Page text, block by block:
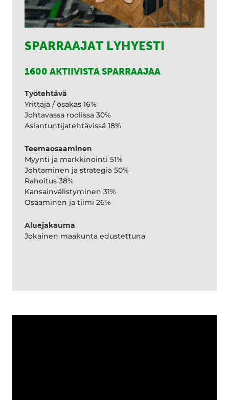
SPARRAAJAT LYHYESTI
1600 AKTIIVISTA SPARRAAJAA
Työtehtävä
Yrittäjä / osakas 16%
Johtavassa roolissa 30%
Asiantuntijatehtävissä 18%
Teemaosaaminen
Myynti ja markkinointi 51%
Johtaminen ja strategia 50%
Rahoitus 38%
Kansainvälistyminen 31%
Osaaminen ja tiimi 26%
Aluejakauma
Jokainen maakunta edustettuna